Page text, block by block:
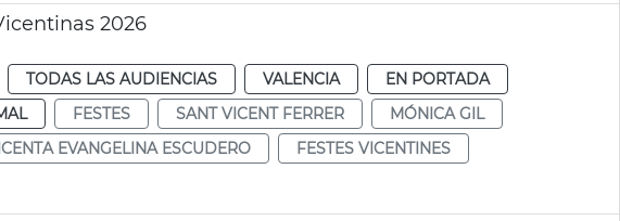
2026
TODAS LAS AUDIENCIAS VALENCIA
EN PORTADA
FESTES SANT VICENT FERRER
MÓNICA GIL
EVANGELINA ESCUDERO
FESTES VICENTINES